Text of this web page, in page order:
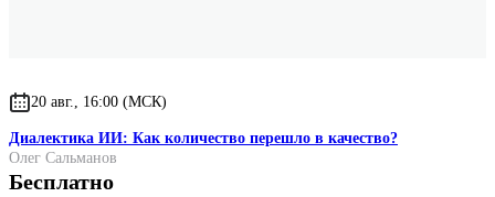
20 авг., 16:00 (МСК)
Диалектика ИИ: Как количество перешло в качество?
Олег Сальманов
Бесплатно